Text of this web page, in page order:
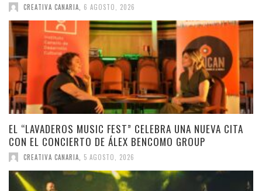
CREATIVA CANARIA, 6 AGOSTO, 2026
EL “LAVADEROS MUSIC FEST” CELEBRA UNA NUEVA CITA
CON EL CONCIERTO DE ÁLEX BENCOMO GROUP
CREATIVA CANARIA 5 AGOSTO, 2026